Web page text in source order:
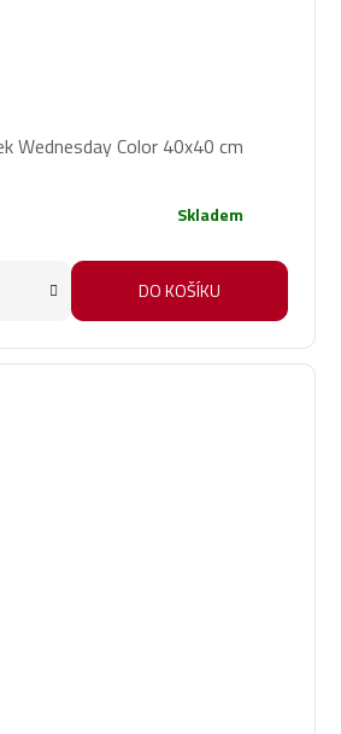
Wednesday Color 40x40 cm
Skladem
DO KOŠÍKU